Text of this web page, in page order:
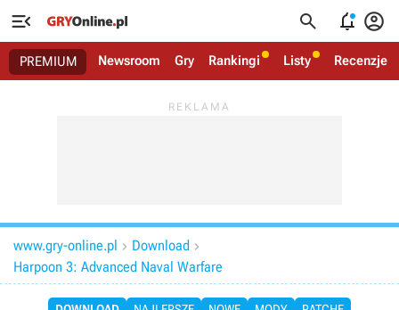
   
PREMIUM Newsroom Gry Rankingi Listy Recenzje
www.gry-online.pl  Download 
Harpoon 3: Advanced Naval Warfare